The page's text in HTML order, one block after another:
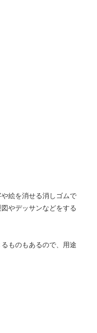
絵を消せる消しゴムで
図やデッサンなどをする
ものもあるので、用途